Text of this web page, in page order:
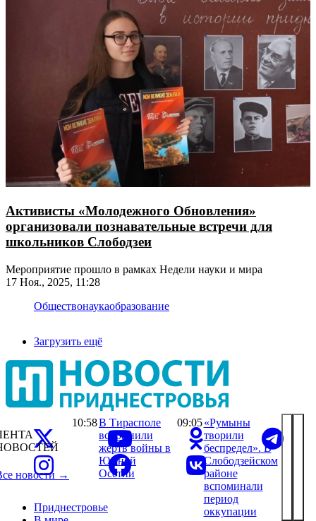
Активисты «Молодежного Обновления»
организовали познавательные встречи для
школьников Слободзеи
Мероприятие прошло в рамках Недели науки и мира
17 Ноя., 2025, 11:28
Обществонаукаобразование
Загрузить ещё
Приднестровье
новости →
10:58В Тирасполе
вспомнили
жертв войны в
Южной
Осетии
09:05 «Румыны
творили
беспредел». В
Слободзейском
районе
вспоминали
период
оккупации